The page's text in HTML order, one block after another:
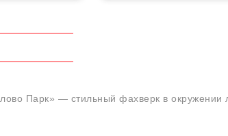
Парк»‎ — стильный фахверк в окружении